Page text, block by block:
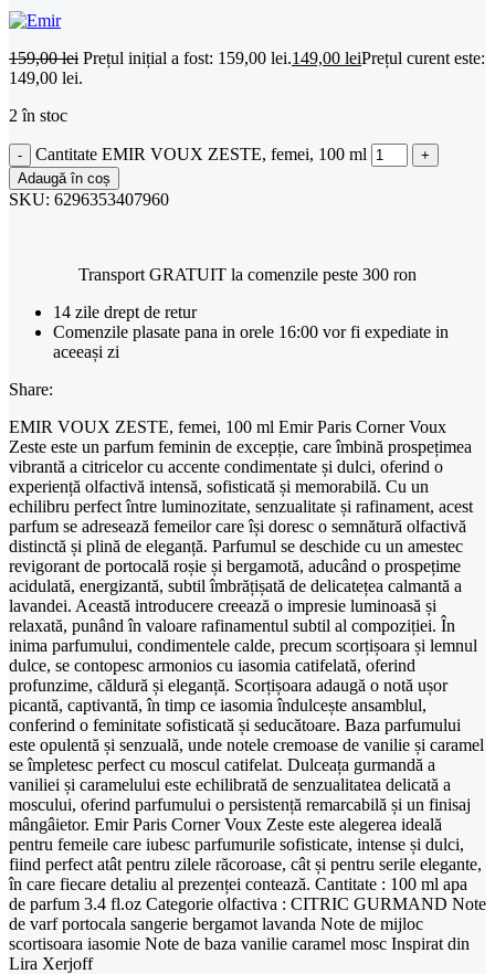
159,00lei Prețul inițial a fost: 159,00 lei.149,00 leiPrețul curent este:
149,00 lei.
2 în stoc
Cantitate EMIR VOUX ZESTE, femei, 100 ml
Adaugă în coș
SKU: 6296353407960
Transport GRATUIT la comenzile peste 300 ron
14 zile drept de retur
Comenzile plasate pana in orele 16:00 vor fi expediate in
aceeași zi
Share:
EMIR VOUX ZESTE, femei, 100 ml Emir Paris Corner Voux
Zeste este un parfum feminin de excepție, care îmbină prospețimea
vibrantă a citricelor cu accente condimentate și dulci, oferind o
experiență olfactivă intensă, sofisticată și memorabilă. Cu un
echilibru perfect între luminozitate, senzualitate și rafinament, acest
parfum se adresează femeilor care își doresc o semnătură olfactivă
distinctă și plină de eleganță. Parfumul se deschide cu un amestec
revigorant de portocală roșie și bergamotă, aducând o prospețime
acidulată, energizantă, subtil îmbrățișată de delicatețea calmantă a
lavandei. Această introducere creează o impresie luminoasă și
relaxată, punând în valoare rafinamentul subtil al compoziției. În
inima parfumului, condimentele calde, precum scorțișoara și lemnul
dulce, se contopesc armonios cu iasomia catifelată, oferind
profunzime, căldură și eleganță. Scorțișoara adaugă o notă ușor
picantă, captivantă, în timp ce iasomia îndulcește ansamblul,
conferind o feminitate sofisticată și seducătoare. Baza parfumului
este opulentă și senzuală, unde notele cremoase de vanilie și caramel
se împletesc perfect cu moscul catifelat. Dulceața gurmandă a
vaniliei și caramelului este echilibrată de senzualitatea delicată a
moscului, oferind parfumului o persistență remarcabilă și un finisaj
mângâietor. Emir Paris Corner Voux Zeste este alegerea ideală
pentru femeile care iubesc parfumurile sofisticate, intense și dulci,
fiind perfect atât pentru zilele răcoroase, cât și pentru serile elegante,
în care fiecare detaliu al prezenței contează. Cantitate : 100 ml apa
de parfum 3.4 fl.oz Categorie olfactiva : CITRIC GURMAND Note
de varf portocala sangerie bergamot lavanda Note de mijloc
scortisoara iasomie Note de baza vanilie caramel mosc Inspirat din
Lira Xerjoff